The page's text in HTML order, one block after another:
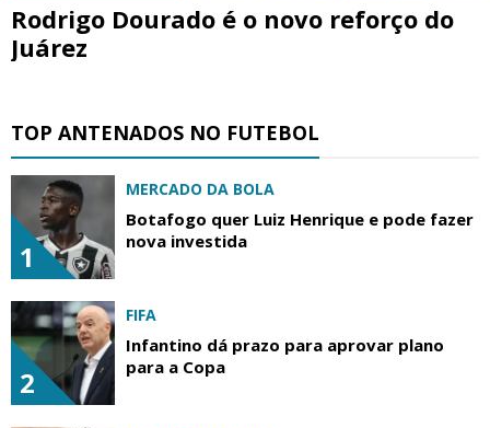
Rodrigo Dourado é o novo reforço do
Juárez
TOP ANTENADOS NO FUTEBOL
1
MERCADO DA BOLA
Botafogo quer Luiz Henrique e pode fazer
nova investida
2
FIFA
Infantino dá prazo para aprovar plano
para a Copa